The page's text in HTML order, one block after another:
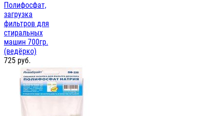
Полифосфат,
загрузка
фильтров для
стиральных
машин 700гр.
(ведёрко)
725 руб.